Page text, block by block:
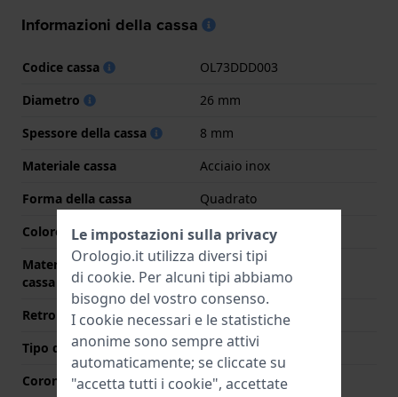
Informazioni della cassa
Codice cassa
OL73DDD003
Diametro
26 mm
Spessore della cassa
8 mm
Materiale cassa
Acciaio inox
Forma della cassa
Quadrato
Colore della cassa
Oro
Materiale del retro della
cassa
Acciaio inox
Retro cassa
Coperchio a pressione
Tipo di vetro
Zaffiro
Corona
Corona da estrarre
Le impostazioni sulla privacy
Orologio.it utilizza diversi tipi
di cookie. Per alcuni tipi abbiamo
bisogno del vostro consenso.
I cookie necessari e le statistiche
anonime sono sempre attivi
automaticamente; se cliccate su
"accetta tutti i cookie", accettate